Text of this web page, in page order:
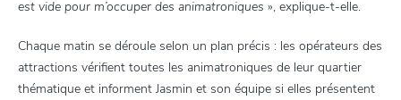
est vide pour m’occuper des animatroniques », explique-t-elle.
Chaque matin se déroule selon un plan précis : les opérateurs des
attractions vérifient toutes les animatroniques de leur quartier
thématique et informent Jasmin et son équipe si elles présentent